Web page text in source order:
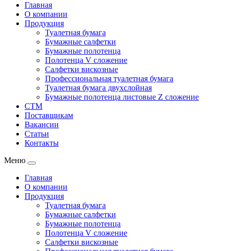
Главная
О компании
Продукция
Туалетная бумага
Бумажные салфетки
Бумажные полотенца
Полотенца V сложение
Салфетки вискозные
Профессиональная туалетная бумага
Туалетная бумага двухслойная
Бумажные полотенца листовые Z сложение
СТМ
Поставщикам
Вакансии
Статьи
Контакты
Меню
Главная
О компании
Продукция
Туалетная бумага
Бумажные салфетки
Бумажные полотенца
Полотенца V сложение
Салфетки вискозные